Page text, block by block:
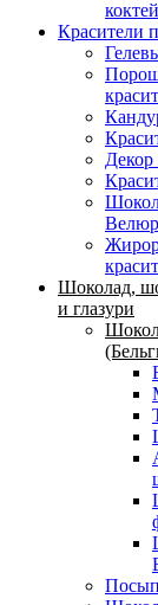
Красители
Декор
Велюр
Шоколад,
и глазури